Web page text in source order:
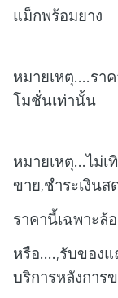
แม็กพร้อมยาง
หมายเหตุ....รา
โมชั่นเท่านั้น
หมายเหตุ...ไม่เ
ขาย,ชำระเงินส
ราคานี้เฉพาะล้
หรือ....,รับของ
บริการหลังการ